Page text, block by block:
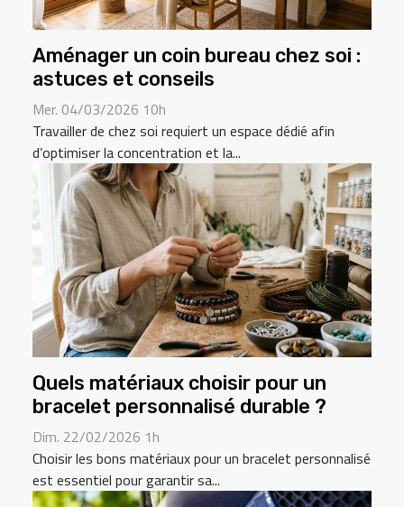
Aménager un coin bureau chez soi :
astuces et conseils
Mer. 04/03/2026 10h
Travailler de chez soi requiert un espace dédié afin
d’optimiser la concentration et la...
Quels matériaux choisir pour un
bracelet personnalisé durable ?
Dim. 22/02/2026 1h
Choisir les bons matériaux pour un bracelet personnalisé
est essentiel pour garantir sa...